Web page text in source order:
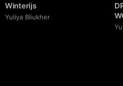
Winterijs
Yuliya Bliukher